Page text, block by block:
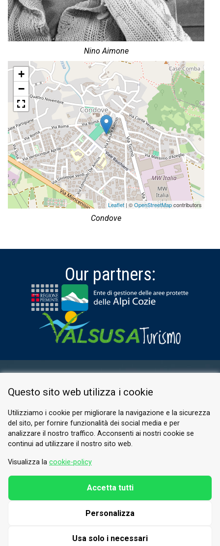
Nino Aimone
+
−
Leaflet | ©OpenStreetMapcontributors
Condove
Our partners:
PRIVACY POLICY
© 2026 Valle di Susa
Tesori di Arte e Cultura Alpina
Tel.
Email.info@vallesusa-tesori.it
Questo sito web utilizza i cookie
Utilizziamo i cookie per migliorare la navigazione e la sicurezza
del sito, per fornire funzionalità dei social media e per
analizzare il nostro traffico. Acconsenti ai nostri cookie se
continui ad utilizzare il nostro sito web.
Visualizza la cookie-policy
Usa solo i necessari
Personalizza
Accetta tutti